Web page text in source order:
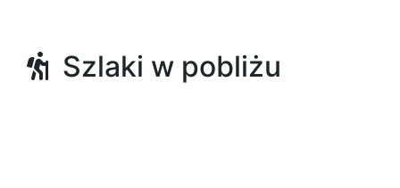
Szlaki w pobliżu